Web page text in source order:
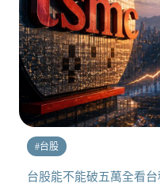
#台股
台股能不能破五萬全看